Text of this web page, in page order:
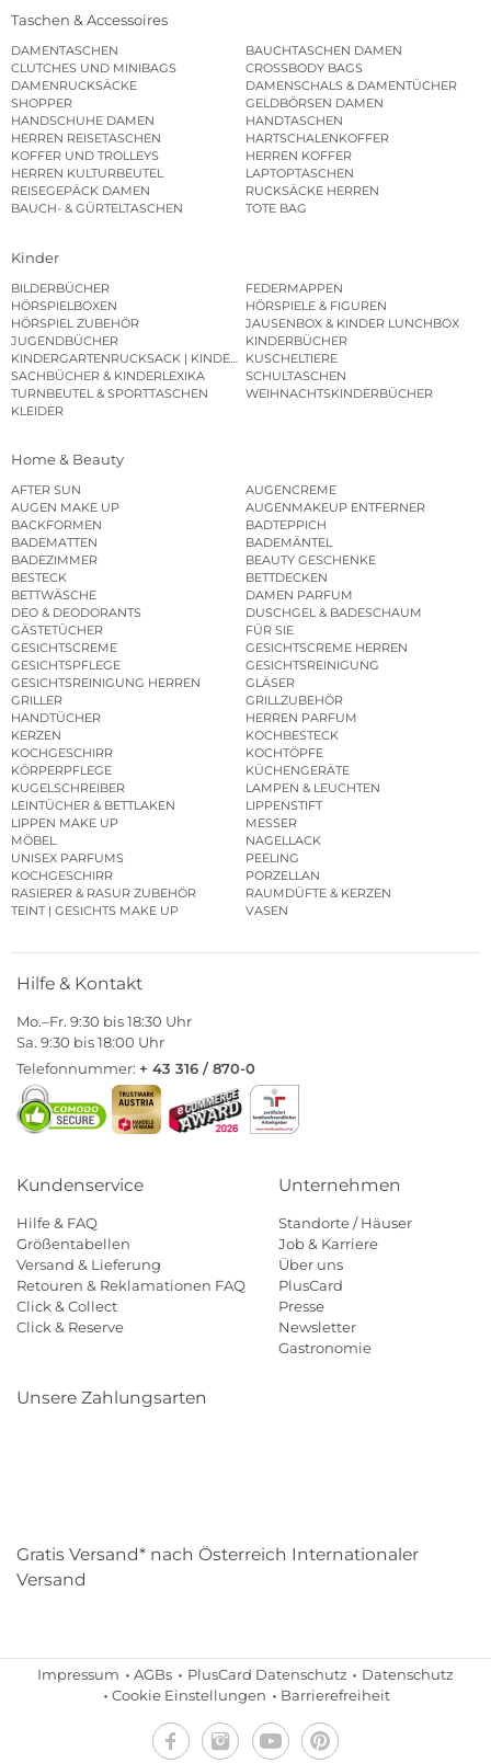
Taschen & Accessoires
DAMENTASCHEN
BAUCHTASCHEN DAMEN
CLUTCHES UND MINIBAGS
CROSSBODY BAGS
DAMENRUCKSÄCKE
DAMENSCHALS & DAMENTÜCHER
SHOPPER
GELDBÖRSEN DAMEN
HANDSCHUHE DAMEN
HANDTASCHEN
HERREN REISETASCHEN
HARTSCHALENKOFFER
KOFFER UND TROLLEYS
HERREN KOFFER
HERREN KULTURBEUTEL
LAPTOPTASCHEN
REISEGEPÄCK DAMEN
RUCKSÄCKE HERREN
BAUCH- & GÜRTELTASCHEN
TOTE BAG
Kinder
BILDERBÜCHER
FEDERMAPPEN
HÖRSPIELBOXEN
HÖRSPIELE & FIGUREN
HÖRSPIEL ZUBEHÖR
JAUSENBOX & KINDER LUNCHBOX
JUGENDBÜCHER
KINDERBÜCHER
KINDERGARTENRUCKSACK | KINDERGARTENBEUTEL
KUSCHELTIERE
SACHBÜCHER & KINDERLEXIKA
SCHULTASCHEN
TURNBEUTEL & SPORTTASCHEN
WEIHNACHTSKINDERBÜCHER
KLEIDER
Home & Beauty
AFTER SUN
AUGENCREME
AUGEN MAKE UP
AUGENMAKEUP ENTFERNER
BACKFORMEN
BADTEPPICH
BADEMATTEN
BADEMÄNTEL
BADEZIMMER
BEAUTY GESCHENKE
BESTECK
BETTDECKEN
BETTWÄSCHE
DAMEN PARFUM
DEO & DEODORANTS
DUSCHGEL & BADESCHAUM
GÄSTETÜCHER
FÜR SIE
GESICHTSCREME
GESICHTSCREME HERREN
GESICHTSPFLEGE
GESICHTSREINIGUNG
GESICHTSREINIGUNG HERREN
GLÄSER
GRILLER
GRILLZUBEHÖR
HANDTÜCHER
HERREN PARFUM
KERZEN
KOCHBESTECK
KOCHGESCHIRR
KOCHTÖPFE
KÖRPERPFLEGE
KÜCHENGERÄTE
KUGELSCHREIBER
LAMPEN & LEUCHTEN
LEINTÜCHER & BETTLAKEN
LIPPENSTIFT
LIPPEN MAKE UP
MESSER
MÖBEL
NAGELLACK
UNISEX PARFUMS
PEELING
KOCHGESCHIRR
PORZELLAN
RASIERER & RASUR ZUBEHÖR
RAUMDÜFTE & KERZEN
TEINT | GESICHTS MAKE UP
VASEN
Hilfe & Kontakt
Mo.–Fr. 9:30 bis 18:30 Uhr
Sa. 9:30 bis 18:00 Uhr
Telefonnummer: + 43 316 / 870-0
Kundenservice
Hilfe & FAQ
Größentabellen
Versand & Lieferung
Retouren & Reklamationen FAQ
Click & Collect
Click & Reserve
Unternehmen
Standorte / Häuser
Job & Karriere
Über uns
PlusCard
Presse
Newsletter
Gastronomie
Unsere Zahlungsarten
Gratis Versand* nach Österreich Internationaler
Versand
Impressum AGBs PlusCard Datenschutz
Datenschutz
Cookie Einstellungen
Barrierefreiheit